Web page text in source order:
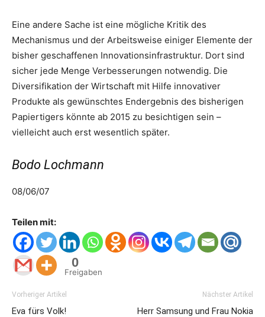
Eine andere Sache ist eine mögliche Kritik des
Mechanismus und der Arbeitsweise einiger Elemente der
bisher geschaffenen Innovationsinfrastruktur. Dort sind
sicher jede Menge Verbesserungen notwendig. Die
Diversifikation der Wirtschaft mit Hilfe innovativer
Produkte als gewünschtes Endergebnis des bisherigen
Papiertigers könnte ab 2015 zu besichtigen sein –
vielleicht auch erst wesentlich später.
Bodo Lochmann
08/06/07
Teilen mit:
0
Freigaben
Vorheriger Artikel
Eva fürs Volk!
Nächster Artikel
Herr Samsung und Frau Nokia